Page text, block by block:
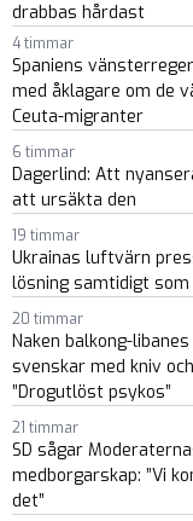
post
drabbas hårdast
4 timmar
Spaniens
med åklagare om de
Ceuta-migranter
6 timmar
Dagerlind: Att
att ursäkta den
19 timmar
Ukrainas luftvärn
lösning samtidigt som
20 timmar
Naken balkong-
svenskar med kniv
”Drogutlöst psykos”
21 timmar
SD sågar
medborgarskap: ”Vi
det”